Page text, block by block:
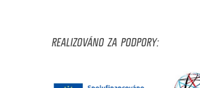
REALIZOVÁNO ZA PODPORY: